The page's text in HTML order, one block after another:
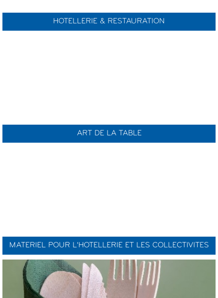
HOTELLERIE & RESTAURATION
ART DE LA TABLE
MATERIEL POUR L'HOTELLERIE ET LES COLLECTIVITES